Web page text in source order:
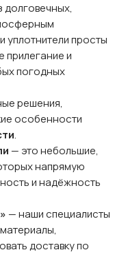
долговечных,
уплотнители просты
прилегание и
погодных
решения,
особенности
.
— это небольшие,
напрямую
и надёжность
— наши специалисты
доставку по